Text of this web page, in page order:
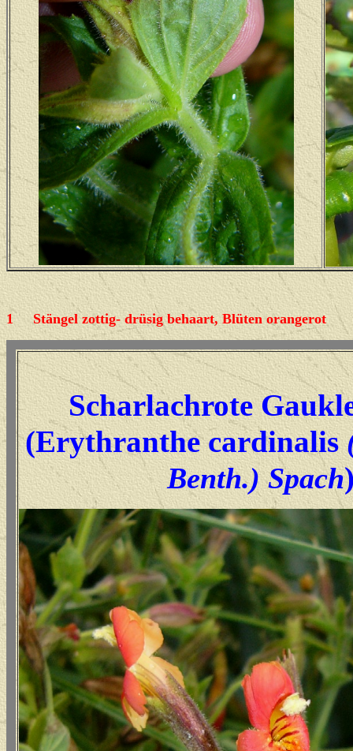
1 Stängel zottig- drüsig behaart, Blüten orangerot
Scharlachrote
(Erythranthe cardinalis
Benth.) Spach